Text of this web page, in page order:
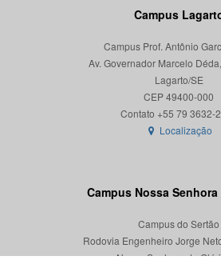
Campus
Campus Prof. Antônio
Av. Governador Marcelo
Lagarto/SE
CEP 49400-000
Localização
Campus Nossa
Campus do Sertão
Rodovia Engenheiro Jorge
Nossa Senhora da